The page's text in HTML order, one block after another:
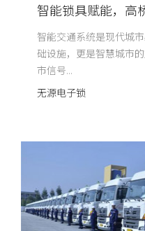
智能锁具赋能，高
智能交通系统是现代城
础设施，更是智慧城市
市信号...
无源电子锁